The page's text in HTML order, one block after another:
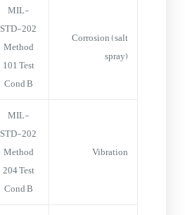
Corrosion (salt
spray)
MIL-
STD-202
Method
101 Test
Cond B
Vibration
MIL-
STD-202
Method
204 Test
Cond B